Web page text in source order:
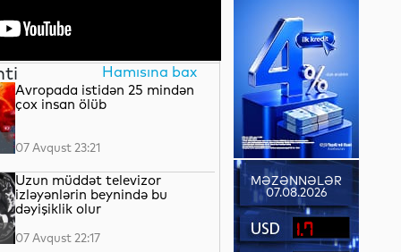
Hamısına bax
Avropada istidən 25 mindən
çox insan ölüb
07 Avqust 23:21
Uzun müddət televizor
izləyənlərin beynində bu
dəyişiklik olur
07 Avqust 22:17
MƏZƏNNƏLƏR
07.08.2026
1.7